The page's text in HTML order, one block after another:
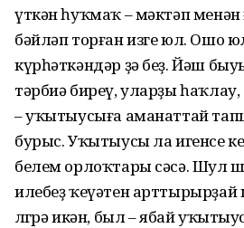
үткән һуҡмаҡ – мәктәп
бәйләп торған изге юл. Ошо
күрһәткәндәр ҙә беҙ. Йәш
тәрбиә биреү, уларҙы
– уҡытыусыға аманаттай
бурыс. Уҡытыусы ла игенсе
белем орлоҡтары сәсә. Шул
илебеҙ ҡеүәтен
өлгөрә икән, был – ябай